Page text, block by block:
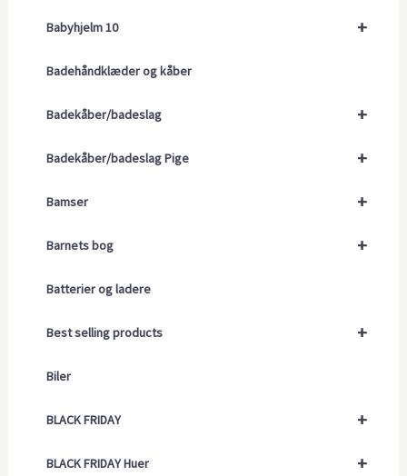
+
Babyhjelm 10
Badehåndklæder og kåber
+
Badekåber/badeslag
+
Badekåber/badeslag Pige
+
Bamser
+
Barnets bog
Batterier og ladere
+
Best selling products
Biler
+
BLACK FRIDAY
+
BLACK FRIDAY Huer